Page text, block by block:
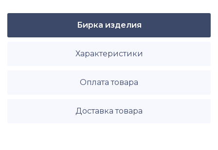
Бирка изделия
Характеристики
Оплата товара
Доставка товара